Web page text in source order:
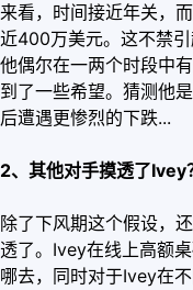
来看，时间接近年关，
近400万美元。这不禁
他偶尔在一两个时段中
到了一些希望。猜测他
后遭遇更惨烈的下跌...
2、其他对手摸透了Ivey
除了下风期这个假设，
透了。Ivey在线上高额
哪去，同时对于Ivey在